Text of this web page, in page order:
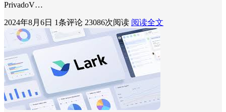
PrivadoV…
2024年8月6日 1条评论 23086次阅读 阅读全文